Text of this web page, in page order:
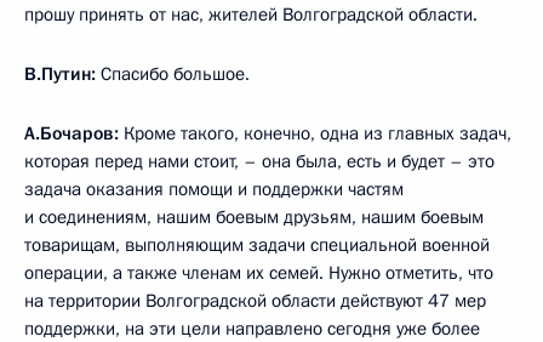
прошу принять от нас, жителей Волгоградской области.
В.Путин: Спасибо большое.
А.Бочаров: Кроме такого, конечно, одна из главных задач,
которая перед нами стоит, – она была, есть и будет – это
задача оказания помощи и поддержки частям
и соединениям, нашим боевым друзьям, нашим боевым
товарищам, выполняющим задачи специальной военной
операции, а также членам их семей. Нужно отметить, что
на территории Волгоградской области действуют 47 мер
поддержки, на эти цели направлено сегодня уже более